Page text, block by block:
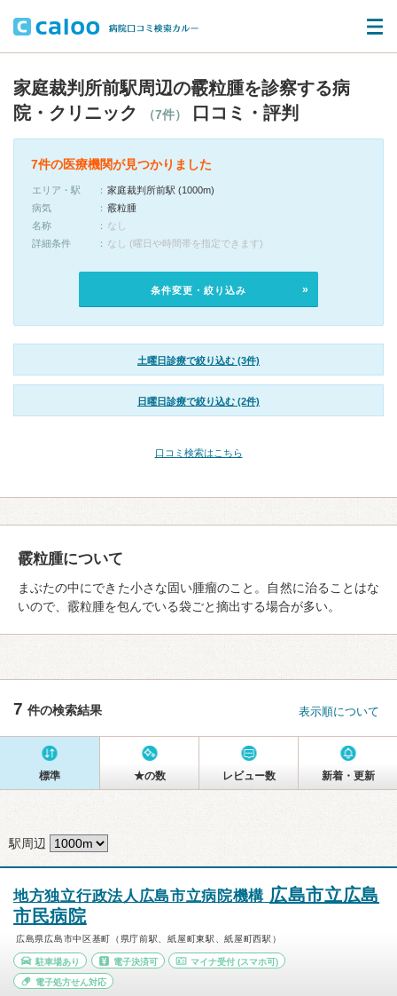
家庭裁判所前駅周辺の霰粒腫を診察する病
院・クリニック
（7件） 口コミ・評判
7件の医療機関が見つかりました
エリア・駅
家庭裁判所前駅 (1000m)
病気
霰粒腫
名称
なし
詳細条件
なし (曜日や時間帯を指定できます)
条件変更・絞り込み
土曜日診療で絞り込む (3件)
日曜日診療で絞り込む (2件)
口コミ検索はこちら
霰粒腫について
まぶたの中にできた小さな固い腫瘤のこと。自然に治ることはな
いので、霰粒腫を包んでいる袋ごと摘出する場合が多い。
7 件の検索結果 表示順について
標準 ★の数 レビュー数 新着・更新
駅周辺
地方独立行政法人広島市立病院機構 広島市立広島
市民病院
広島県広島市中区基町（県庁前駅、紙屋町東駅、紙屋町西駅）
駐車場あり 電子決済可 マイナ受付 (スマホ可)
電子処方せん対応